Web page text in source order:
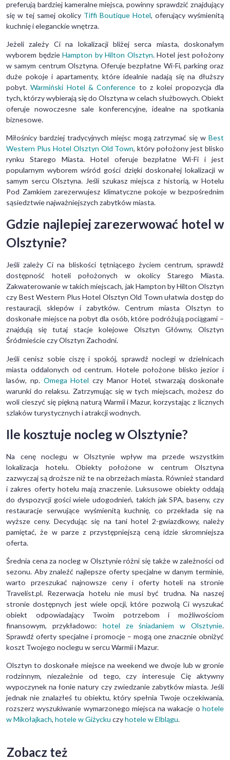
preferują bardziej kameralne miejsca, powinny sprawdzić znajdujący
się w tej samej okolicy Tiffi Boutique Hotel, oferujący wyśmienitą
kuchnię i eleganckie wnętrza.
Jeżeli zależy Ci na lokalizacji bliżej serca miasta, doskonałym
wyborem będzie Hampton by Hilton Olsztyn. Hotel jest położony
w samym centrum Olsztyna. Oferuje bezpłatne Wi-Fi, parking oraz
duże pokoje i apartamenty, które idealnie nadają się na dłuższy
pobyt.Warmiński Hotel & Conference to z kolei propozycja dla
tych, którzy wybierają się do Olsztyna w celach służbowych. Obiekt
oferuje nowoczesne sale konferencyjne, idealne na spotkania
biznesowe.
Miłośnicy bardziej tradycyjnych miejsc mogą zatrzymać się w Best
Western Plus Hotel Olsztyn Old Town, który położony jest blisko
rynku Starego Miasta. Hotel oferuje bezpłatne Wi-Fi i jest
popularnym wyborem wśród gości dzięki doskonałej lokalizacji w
samym sercu Olsztyna. Jeśli szukasz miejsca z historią, w Hotelu
Pod Zamkiem zarezerwujesz klimatyczne pokoje w bezpośrednim
sąsiedztwie najważniejszych zabytków miasta.
Gdzie najlepiej zarezerwować hotel w
Olsztynie?
Jeśli zależy Ci na bliskości tętniącego życiem centrum, sprawdź
dostępność hoteli położonych w okolicy Starego Miasta.
Zakwaterowanie w takich miejscach, jak Hampton by Hilton Olsztyn
czy Best Western Plus Hotel Olsztyn Old Town ułatwia dostęp do
restauracji, sklepów i zabytków. Centrum miasta Olsztyn to
doskonałe miejsce na pobyt dla osób, które podróżują pociągami –
znajdują się tutaj stacje kolejowe Olsztyn Główny, Olsztyn
Śródmieście czy Olsztyn Zachodni.
Jeśli cenisz sobie ciszę i spokój, sprawdź noclegi w dzielnicach
miasta oddalonych od centrum. Hotele położone blisko jezior i
lasów, np. Omega Hotel czy Manor Hotel, stwarzają doskonałe
warunki do relaksu. Zatrzymując się w tych miejscach, możesz do
woli cieszyć się piękną naturą Warmii i Mazur, korzystając z licznych
szlaków turystycznych i atrakcji wodnych.
Ile kosztuje nocleg w Olsztynie?
Na cenę noclegu w Olsztynie wpływ ma przede wszystkim
lokalizacja hotelu. Obiekty położone w centrum Olsztyna
zazwyczaj są droższe niż te na obrzeżach miasta. Również standard
i zakres oferty hotelu mają znaczenie. Luksusowe obiekty oddają
do dyspozycji gości wiele udogodnień, takich jak SPA, baseny, czy
restauracje serwujące wyśmienitą kuchnię, co przekłada się na
wyższe ceny. Decydując się na tani hotel 2-gwiazdkowy, należy
pamiętać, że w parze z przystępniejszą ceną idzie skromniejsza
oferta.
Średnia cena za nocleg w Olsztynie różni się także w zależności od
sezonu. Aby znaleźć najlepsze oferty specjalne w danym terminie,
warto przeszukać najnowsze ceny i oferty hoteli na stronie
Travelist.pl. Rezerwacja hotelu nie musi być trudna. Na naszej
stronie dostępnych jest wiele opcji, które pozwolą Ci wyszukać
obiekt odpowiadający Twoim potrzebom i możliwościom
finansowym, przykładowo: hotel ze śniadaniem w Olsztynie.
Sprawdź oferty specjalne i promocje – mogą one znacznie obniżyć
koszt Twojego noclegu w sercu Warmii i Mazur.
Olsztyn to doskonałe miejsce na weekend we dwoje lub w gronie
rodzinnym, niezależnie od tego, czy interesuje Cię aktywny
wypoczynek na łonie natury czy zwiedzanie zabytków miasta. Jeśli
jednak nie znalazłeś tu obiektu, który spełnia Twoje oczekiwania,
rozszerz wyszukiwanie wymarzonego miejsca na wakacje o hotele
w Mikołajkach, hotele w Giżycku czyhotele w Elblągu.
Zobacz też